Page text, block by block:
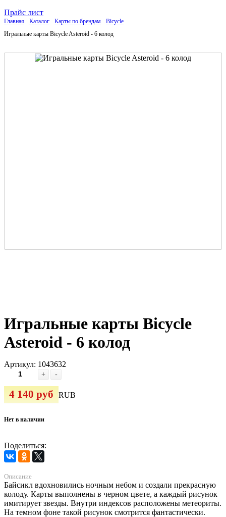
Прайс лист
Главная Каталог Карты по брендам
Bicycle
Игральные карты Bicycle Asteroid - 6 колод
Игральные карты Bicycle
Asteroid - 6 колод
Артикул: 1043632
+ -
4 140 руб RUB
Нет в наличии
Поделиться:
Описание
Байсикл вдохновились ночным небом и создали прекрасную
колоду. Карты выполнены в черном цвете, а каждый рисунок
имитирует звезды. Внутри индексов расположены метеориты.
На темном фоне такой рисунок смотрится фантастически.